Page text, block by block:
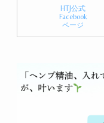
HTJ公式
Facebook
ページ